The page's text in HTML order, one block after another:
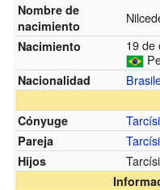
Nombre de
nacimiento
Nacimiento
19 de
Nacionalidad
Cónyuge
Pareja
Hijos